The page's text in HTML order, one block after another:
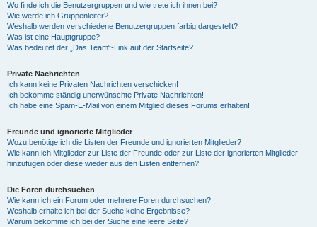
Wo finde ich die Benutzergruppen und wie trete ich ihnen bei?
Wie werde ich Gruppenleiter?
Weshalb werden verschiedene Benutzergruppen farbig dargestellt?
Was ist eine Hauptgruppe?
Was bedeutet der „Das Team“-Link auf der Startseite?
Private Nachrichten
Ich kann keine Privaten Nachrichten verschicken!
Ich bekomme ständig unerwünschte Private Nachrichten!
Ich habe eine Spam-E-Mail von einem Mitglied dieses Forums erhalten!
Freunde und ignorierte Mitglieder
Wozu benötige ich die Listen der Freunde und ignorierten Mitglieder?
Wie kann ich Mitglieder zur Liste der Freunde oder zur Liste der ignorierten Mitglieder
hinzufügen oder diese wieder aus den Listen entfernen?
Die Foren durchsuchen
Wie kann ich ein Forum oder mehrere Foren durchsuchen?
Weshalb erhalte ich bei der Suche keine Ergebnisse?
Warum bekomme ich bei der Suche eine leere Seite?